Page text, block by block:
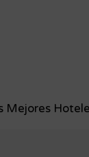
Mejores